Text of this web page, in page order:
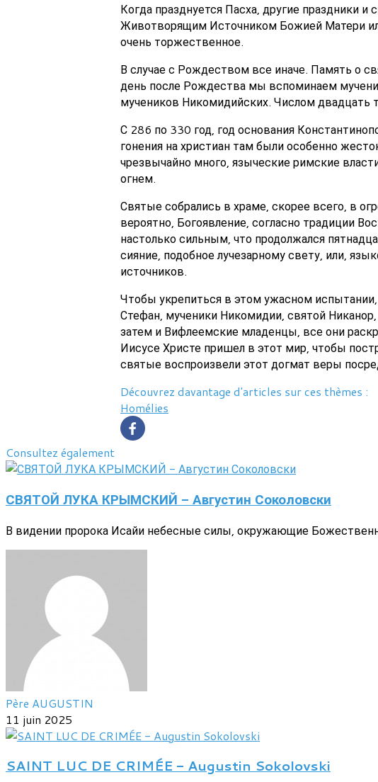
Когда празднуется Пасха, другие праздники
Животворящим Источником Божией Матери
очень торжественное.
В случае с Рождеством все иначе. Память о
день после Рождества мы вспоминаем
мучеников Никомидийских. Числом
С 286 по 330 год, год основания
гонения на христиан там были особенно
чрезвычайно много, языческие римские
огнем.
Святые собрались в храме, скорее всего, в
вероятно, Богоявление, согласно традиции
настолько сильным, что продолжался
сияние, подобное лучезарному свету, или,
источников.
Чтобы укрепиться в этом ужасном
Стефан, мученики Никомидии, святой
затем и Вифлеемские младенцы, все они
Иисусе Христе пришел в этот мир, чтобы
святые воспроизвели этот догмат веры
Découvrez davantage d'articles sur ces thèmes :
Homélies
Consultez également
СВЯТОЙ ЛУКА КРЫМСКИЙ - Августин Соколовски
В видении пророка Исайи небесные силы, окружающие
Père AUGUSTIN
11 juin 2025
SAINT LUC DE CRIMÉE - Augustin Sokolovski